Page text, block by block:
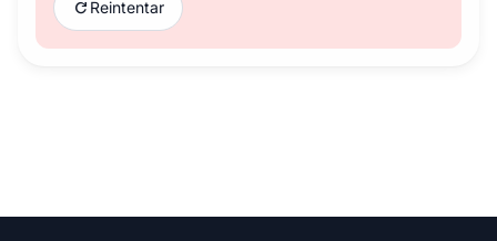
refresh Reintentar